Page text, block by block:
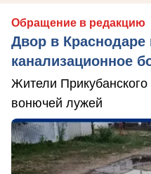
Обращение в редакцию
Двор в Краснодаре
канализационное
Жители Прикубанского
вонючей лужей